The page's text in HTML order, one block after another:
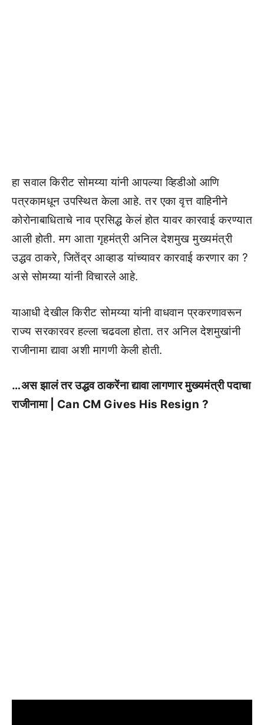
हा सवाल किरीट सोमय्या यांनी आपल्या व्हिडीओ आणि
पत्रकामधून उपस्थित केला आहे. तर एका वृत्त वाहिनीने
कोरोनाबाधिताचे नाव प्रसिद्ध केलं होत यावर कारवाई करण्यात
आली होती. मग आता गृहमंत्री अनिल देशमुख मुख्यमंत्री
उद्धव ठाकरे, जितेंद्र आव्हाड यांच्यावर कारवाई करणार का ?
असे सोमय्या यांनी विचारले आहे.
याआधी देखील किरीट सोमय्या यांनी वाधवान प्रकरणावरून
राज्य सरकारवर हल्ला चढवला होता. तर अनिल देशमुखांनी
राजीनामा द्यावा अशी मागणी केली होती.
…अस झालं तर उद्धव ठाकरेंना द्यावा लागणार मुख्यमंत्री पदाचा
राजीनामा | Can CM Gives His Resign ?